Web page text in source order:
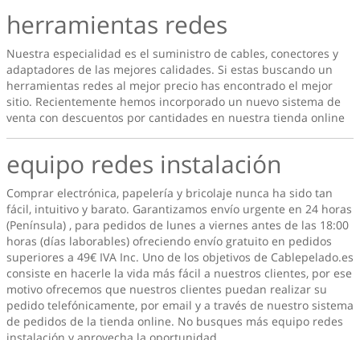
herramientas redes
Nuestra especialidad es el suministro de cables, conectores y
adaptadores de las mejores calidades. Si estas buscando un
herramientas redes al mejor precio has encontrado el mejor
sitio. Recientemente hemos incorporado un nuevo sistema de
venta con descuentos por cantidades en nuestra tienda online
equipo redes instalación
Comprar electrónica, papelería y bricolaje nunca ha sido tan
fácil, intuitivo y barato. Garantizamos envío urgente en 24 horas
(Península) , para pedidos de lunes a viernes antes de las 18:00
horas (días laborables) ofreciendo envío gratuito en pedidos
superiores a 49€ IVA Inc. Uno de los objetivos de Cablepelado.es
consiste en hacerle la vida más fácil a nuestros clientes, por ese
motivo ofrecemos que nuestros clientes puedan realizar su
pedido telefónicamente, por email y a través de nuestro sistema
de pedidos de la tienda online. No busques más equipo redes